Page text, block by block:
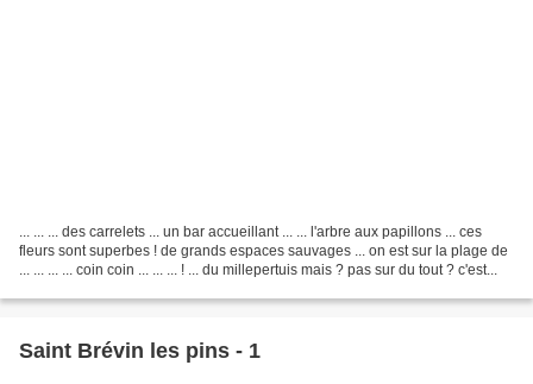
... ... ... des carrelets ... un bar accueillant ... ... l'arbre aux papillons ... ces
fleurs sont superbes ! de grands espaces sauvages ... on est sur la plage de
... ... ... ... coin coin ... ... ... ! ... du millepertuis mais ? pas sur du tout ? c'est...
Saint Brévin les pins - 1